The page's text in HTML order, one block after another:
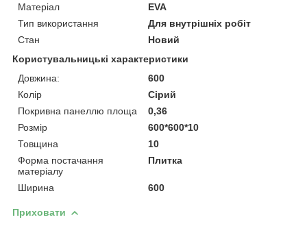
Матеріал
EVA
Тип використання
Для внутрішніх робіт
Стан
Новий
Користувальницькі характеристики
Довжина:
600
Колір
Сірий
Покривна панеллю площа
0,36
Розмір
600*600*10
Товщина
10
Форма постачання
матеріалу
Плитка
Ширина 600
Приховати